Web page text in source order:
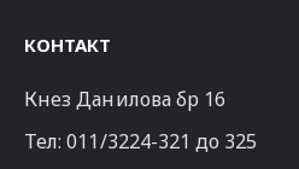
КОНТАКТ
Кнез Данилова бр 16
Тел:011/3224-321 до 325